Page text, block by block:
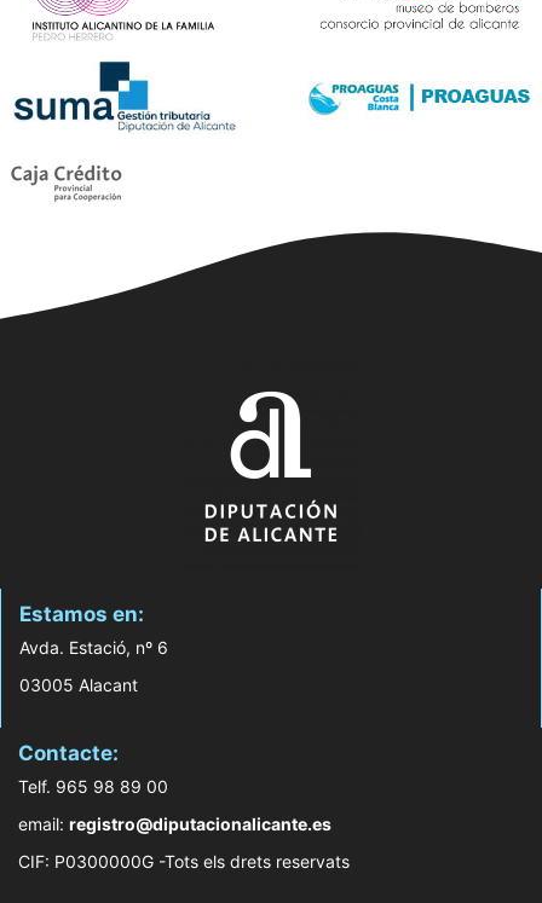
Estamos en:
Avda. Estació, nº 6
03005 Alacant
Contacte:
Telf. 965 98 89 00
email: registro@diputacionalicante.es
CIF: P0300000G -Tots els drets reservats